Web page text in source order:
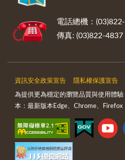
電話總機：
傳真: (03)822-4837
資訊安全政策宣告 隱私權保護宣告
為提供更為穩定的瀏覽品質與使用體
本：最新版本Edge、Chrome、Firefox